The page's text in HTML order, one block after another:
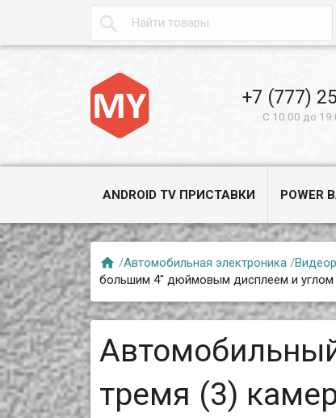

+7 (777)
С 10:00 до
ANDROID TV ПРИСТАВКИ
 /Автомобильная электроника /
большим 4" дюймовым дисплеем и углом
тремя (3)